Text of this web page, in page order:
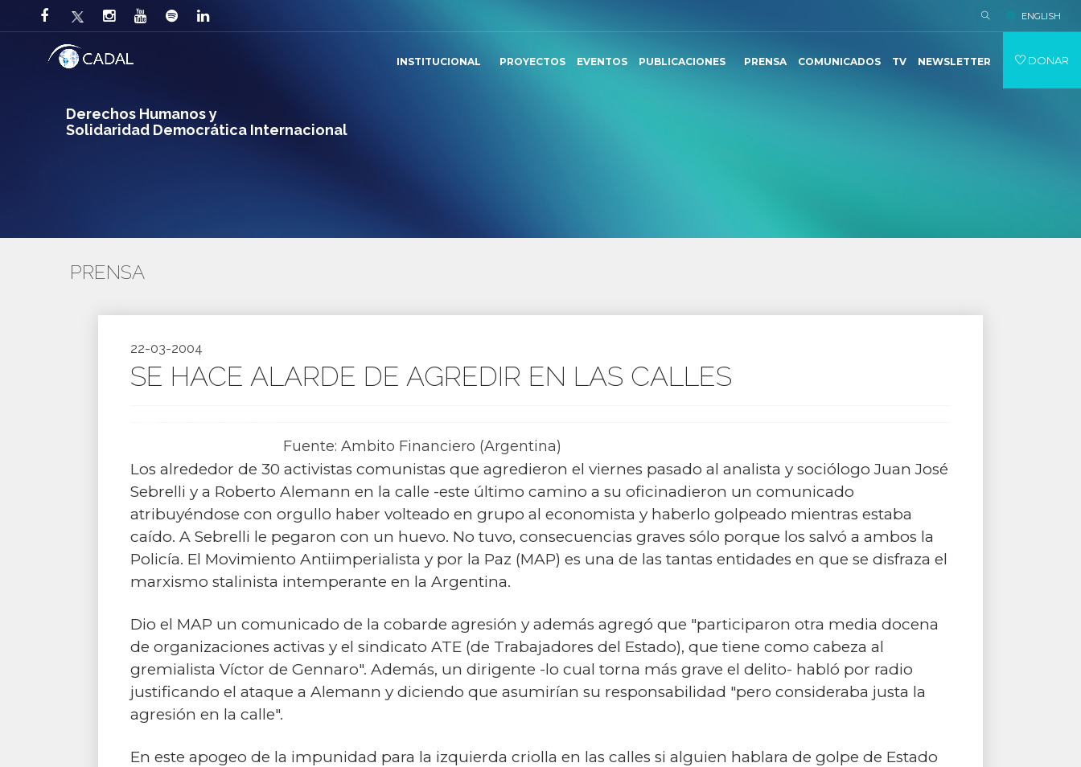
Derechos Humanos y
Solidaridad Democrática Internacional
ENGLISH
INSTITUCIONAL PROYECTOS EVENTOS PUBLICACIONES PRENSA COMUNICADOS TV NEWSLETTER DONAR
PRENSA
22-03-2004
SE HACE ALARDE DE AGREDIR EN LAS CALLES
Fuente: Ambito Financiero (Argentina)
Los alrededor de 30 activistas comunistas que agredieron el viernes pasado al analista y sociólogo Juan José
Sebrelli y a Roberto Alemann en la calle -este último camino a su oficinadieron un comunicado
atribuyéndose con orgullo haber volteado en grupo al economista y haberlo golpeado mientras estaba
caído. A Sebrelli le pegaron con un huevo. No tuvo, consecuencias graves sólo porque los salvó a ambos la
Policía. El Movimiento Antiimperialista y por la Paz (MAP) es una de las tantas entidades en que se disfraza el
marxismo stalinista intemperante en la Argentina.
Dio el MAP un comunicado de la cobarde agresión y además agregó que "participaron otra media docena
de organizaciones activas y el sindicato ATE (de Trabajadores del Estado), que tiene como cabeza al
gremialista Víctor de Gennaro". Además, un dirigente -lo cual torna más grave el delito- habló por radio
justificando el ataque a Alemann y diciendo que asumirían su responsabilidad "pero consideraba justa la
agresión en la calle".
En este apogeo de la impunidad para la izquierda criolla en las calles si alguien hablara de golpe de Estado